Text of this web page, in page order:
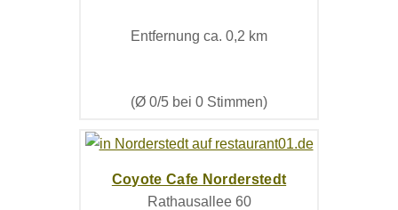
Entfernung ca. 0,2 km
(Ø 0/5 bei 0 Stimmen)
Coyote Cafe Norderstedt
Rathausallee 60